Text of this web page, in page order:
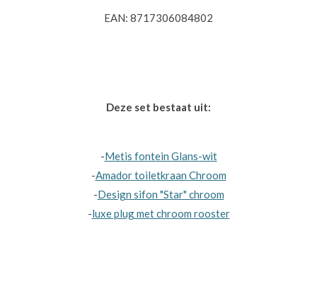
EAN: 8717306084802
Deze set bestaat uit:
-Metis fontein Glans-wit
-Amador toiletkraan Chroom
-Design sifon "Star" chroom
-luxe plug met chroom rooster